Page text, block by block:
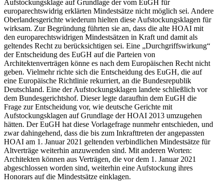
Aufstockungsklage auf Grundlage der vom EuGH für
europarechtswidrig erklärten Mindestsätze nicht möglich sei. Andere
Oberlandesgerichte wiederum hielten diese Aufstockungsklagen für
wirksam. Zur Begründung führten sie an, dass die alte HOAI mit
den europarechtswidrigen Mindestsätzen in Kraft und damit als
geltendes Recht zu berücksichtigen sei. Eine „Durchgriffswirkung“
der Entscheidung des EuGH auf die Parteien von
Architektenverträgen könne es nach dem Europäischen Recht nicht
geben. Vielmehr richte sich die Entscheidung des EuGH, die auf
eine Europäische Richtlinie rekurriert, an die Bundesrepublik
Deutschland. Eine der Aufstockungsklagen landete schließlich vor
dem Bundesgerichtshof. Dieser legte daraufhin dem EuGH die
Frage zur Entscheidung vor, wie deutsche Gerichte mit
Aufstockungsklagen auf Grundlage der HOAI 2013 umzugehen
hätten. Der EuGH hat diese Vorlagefrage nunmehr entschieden, und
zwar dahingehend, dass die bis zum Inkrafttreten der angepassten
HOAI am 1. Januar 2021 geltenden verbindlichen Mindestsätze für
Altverträge weiterhin anzuwenden sind. Mit anderen Worten:
Architekten können aus Verträgen, die vor dem 1. Januar 2021
abgeschlossen worden sind, weiterhin eine Aufstockung ihres
Honorars auf die Mindestsätze einklagen.